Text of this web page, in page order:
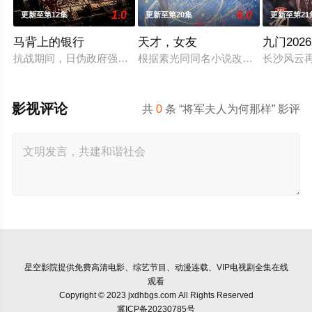
更新至第12集 1.0
马背上的银行
抗战期间，日伪政府强行推广、使用由“中国准备银行”发行的
更新至第20集 6.0
天才，女友
根据素光同同名小说改编。江逾白长
更新至第21
九门2026
长沙风云
共0 条 “将军夫人为何那样” 影评
影视评论
星空影院提供免费高清电影、综艺节目、动漫连载、VIP电视剧全集在线
观看
Copyright © 2023 jxdhbgs.com All Rights Reserved
冀ICP备20230785号